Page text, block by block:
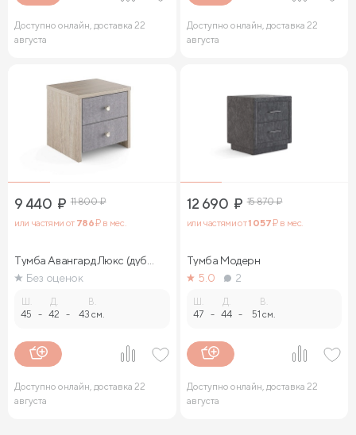
Доступно онлайн, доставка 22
августа
Доступно онлайн, доставка 22
августа
9 440 ₽ 11 800₽
или частями от 786₽ в мес.
Тумба Авангард Люкс (дуб
сонома)
Без оценок
Ш.
45 -
Д.
42 -
В.
43 см.
Доступно онлайн, доставка 22
августа
12 690 ₽ 15 870₽
или частями от1 057₽ в мес.
Тумба Модерн
5.0
2
Ш.
47 -
Д.
44 -
В.
51 см.
Доступно онлайн, доставка 22
августа